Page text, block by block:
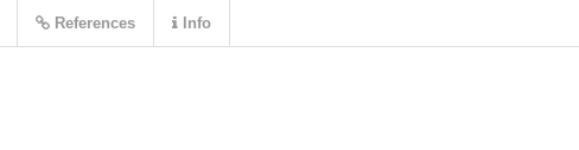
References Info